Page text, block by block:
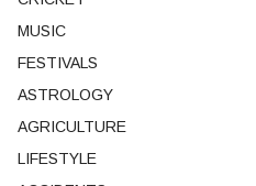
MUSIC
FESTIVALS
ASTROLOGY
AGRICULTURE
LIFESTYLE